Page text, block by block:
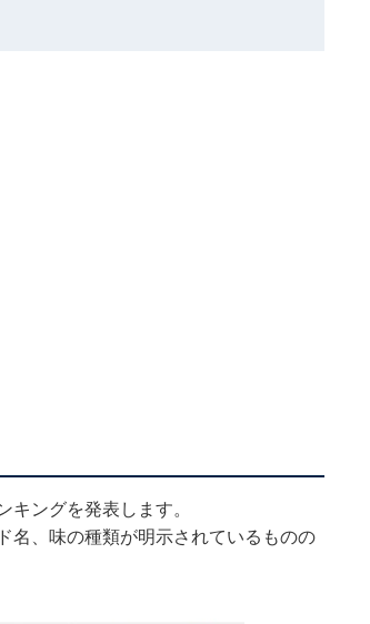
ングを発表します。
名、味の種類が明示されているものの